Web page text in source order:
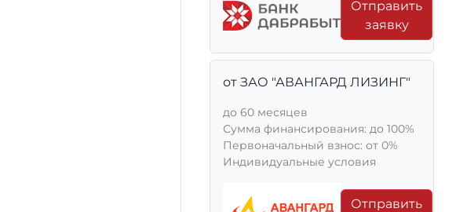
Отправить
заявку
от ЗАО "АВАНГАРД ЛИЗИНГ"
до 60 месяцев
Сумма финансирования: до 100%
Первоначальный взнос: от 0%
Индивидуальные условия
Отправить